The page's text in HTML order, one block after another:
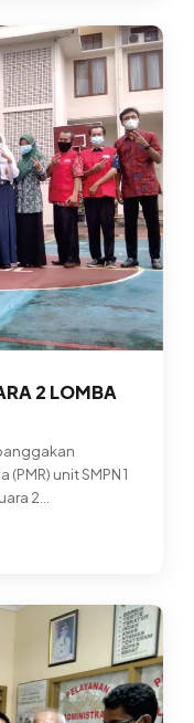
2 LOMBA
unit SMPN 1
2…